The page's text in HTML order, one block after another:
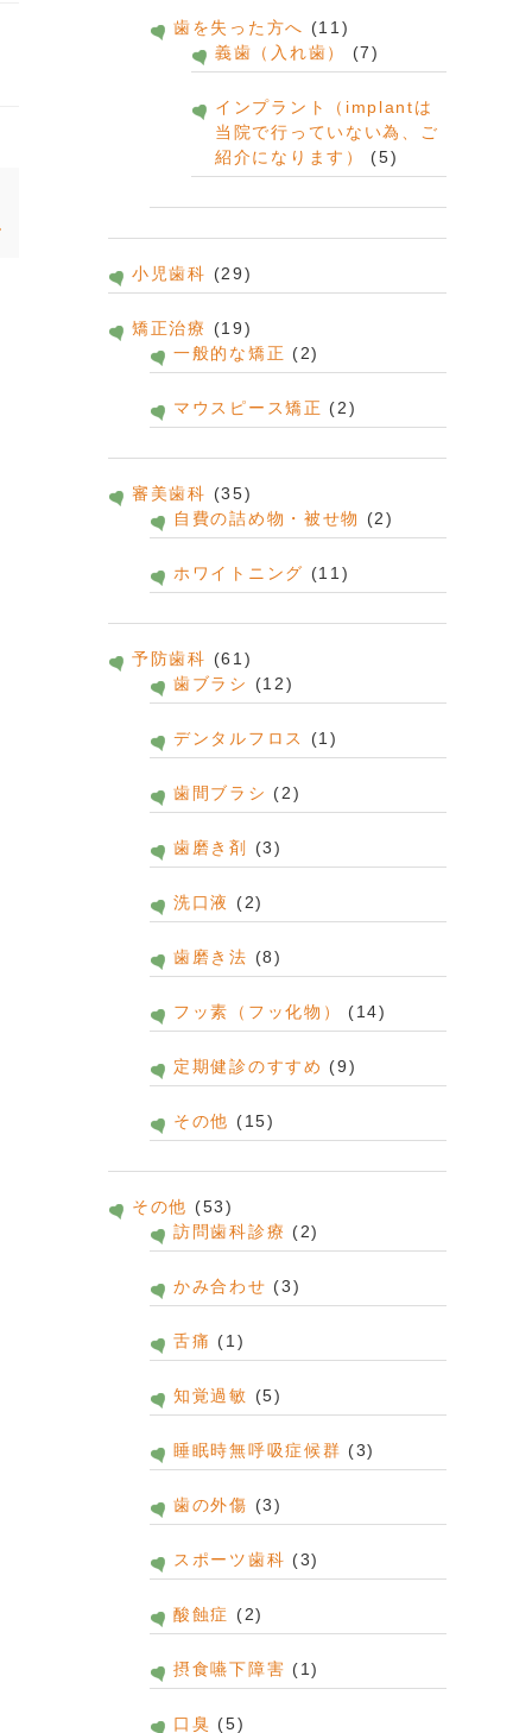
歯を失った方へ (11)
義歯（入れ歯）
(7)
インプラント（implantは
当院で行っていない為、ご
紹介になります）
(5)
小児歯科 (29)
矯正治療
(19)
一般的な矯正 (2)
マウスピース矯正 (2)
審美歯科 (35)
自費の詰め物・被せ物
(2)
ホワイトニング (11)
予防歯科 (61)
歯ブラシ
(12)
デンタルフロス (1)
歯間ブラシ (2)
歯磨き剤 (3)
洗口液 (2)
歯磨き法 (8)
フッ素（フッ化物） (14)
定期健診のすすめ (9)
その他 (15)
その他 (53)
訪問歯科診療 (2)
かみ合わせ (3)
舌痛 (1)
知覚過敏 (5)
睡眠時無呼吸症候群 (3)
歯の外傷 (3)
スポーツ歯科 (3)
酸蝕症 (2)
摂食嚥下障害 (1)
口臭 (5)